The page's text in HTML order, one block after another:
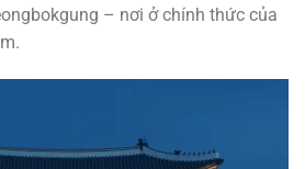
– nơi ở chính thức của